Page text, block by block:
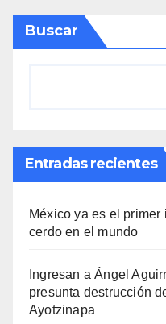
Buscar
Entradas recientes
México ya es el
cerdo en el mundo
Ingresan a Ángel
presunta destrucción
Ayotzinapa